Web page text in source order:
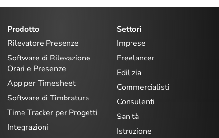
Prodotto
Rilevatore Presenze
Software di Rilevazione
Orari e Presenze
App per Timesheet
Software di Timbratura
Time Tracker per Progetti
Integrazioni
Settori
Imprese
Freelancer
Edilizia
Commercialisti
Consulenti
Sanità
Istruzione